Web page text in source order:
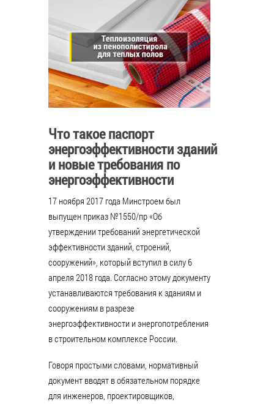
Что такое паспорт
энергоэффективности зданий
и новые требования по
энергоэффективности
17 ноября 2017 года Минстроем был
выпущен приказ №1550/пр «Об
утверждении требований энергетической
эффективности зданий, строений,
сооружений», который вступил в силу 6
апреля 2018 года. Согласно этому документу
устанавливаются требования к зданиям и
сооружениям в разрезе
энергоэффективности и энергопотребления
в строительном комплексе России.
Говоря простыми словами, нормативный
документ вводят в обязательном порядке
для инженеров, проектировщиков,